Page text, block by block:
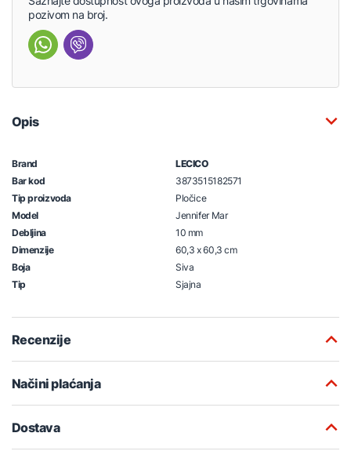
pozivom na broj.
Opis
Brand
LECICO
Bar kod
3873515182571
Tip proizvoda
Pločice
Model
Jennifer Mar
Debljina
10 mm
Dimenzije
60,3 x 60,3 cm
Boja
Siva
Tip
Sjajna
Recenzije
Načini plaćanja
Dostava